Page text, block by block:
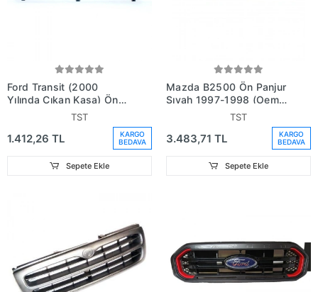
Ford Transit (2000
Yılında Çıkan Kasa) Ön
Panjur (Oem No:
TST
1.412,26 TL
KARGO
BEDAVA
Sepete Ekle
Mazda B2500 Ön Panjur
Sıyah 1997-1998 (Oem
No: U010-50-710C)
TST
3.483,71 TL
KARGO
BEDAVA
Sepete Ekle